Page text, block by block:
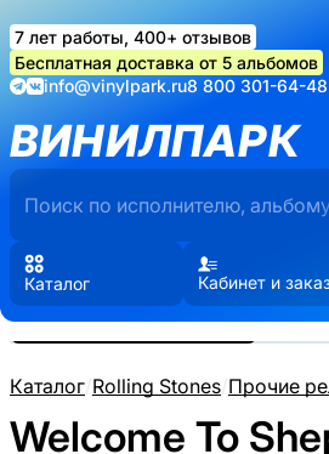
7 лет работы, 400+ отзывов
Бесплатная доставка от 5 альбомов
info@vinylpark.ru8 800 301-64-48
ВИНИЛПАРК
Каталог Кабинет и
Каталог/Rolling Stones/Прочие
Welcome To
Реальные фото пластинки.
Нажмите, чтобы увеличить